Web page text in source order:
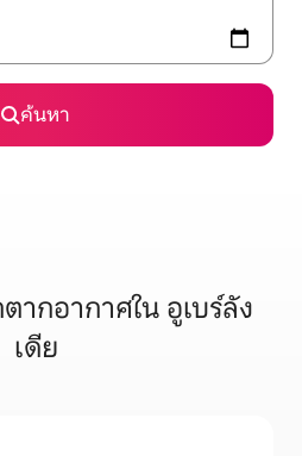
ค้นหา
กอากาศใน อูเบร์ลัง
เดีย